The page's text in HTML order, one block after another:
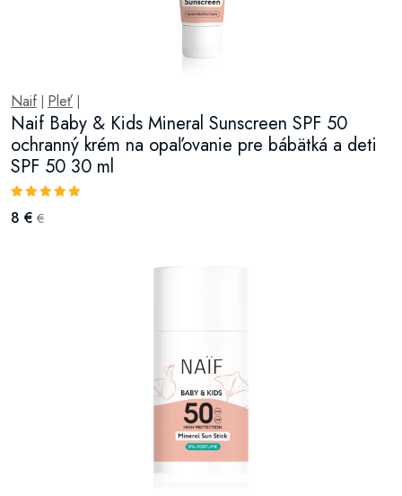
Naif Pleť
Naif Baby & Kids Mineral Sunscreen SPF 50
ochranný krém na opaľovanie pre bábätká a deti
SPF 50 30 ml
8 € €